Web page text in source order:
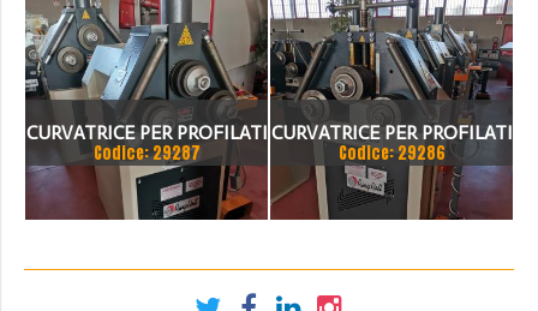
CURVATRICE PER PROFILATI
RINGROLL MOD. HPK 50,
ALBERI DIAM. 50 MM
Codice: 29287
CURVATRICE PER PROFILATI
RINGROLL MOD. PK 35,
ALBERI DIAM. 50 MM
Codice: 29286